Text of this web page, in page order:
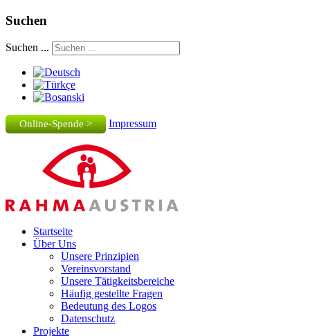
Suchen
Suchen ...
Online-Spende > Impressum
Startseite
Über Uns
Unsere Prinzipien
Vereinsvorstand
Unsere Tätigkeitsbereiche
Häufig gestellte Fragen
Bedeutung des Logos
Datenschutz
Projekte